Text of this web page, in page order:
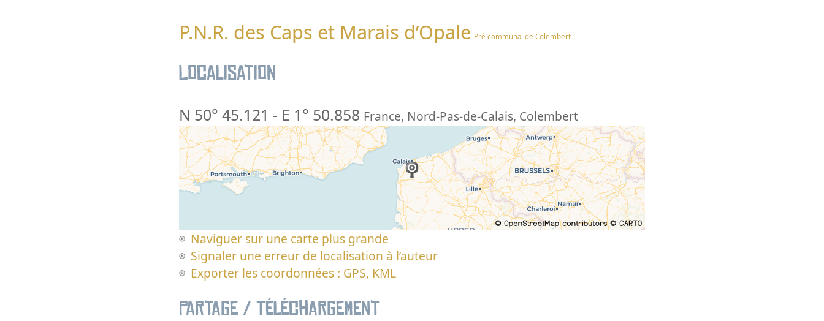
P.N.R. des Caps et Marais d’Opale Pré communal de Colembert
Localisation
N 50° 45.121 - E 1° 50.858 France, Nord-Pas-de-Calais, Colembert
Naviguer sur une carte plus grande
Signaler une erreur de localisation à l’auteur
Exporter les coordonnées : GPS, KML
Partage / Téléchargement